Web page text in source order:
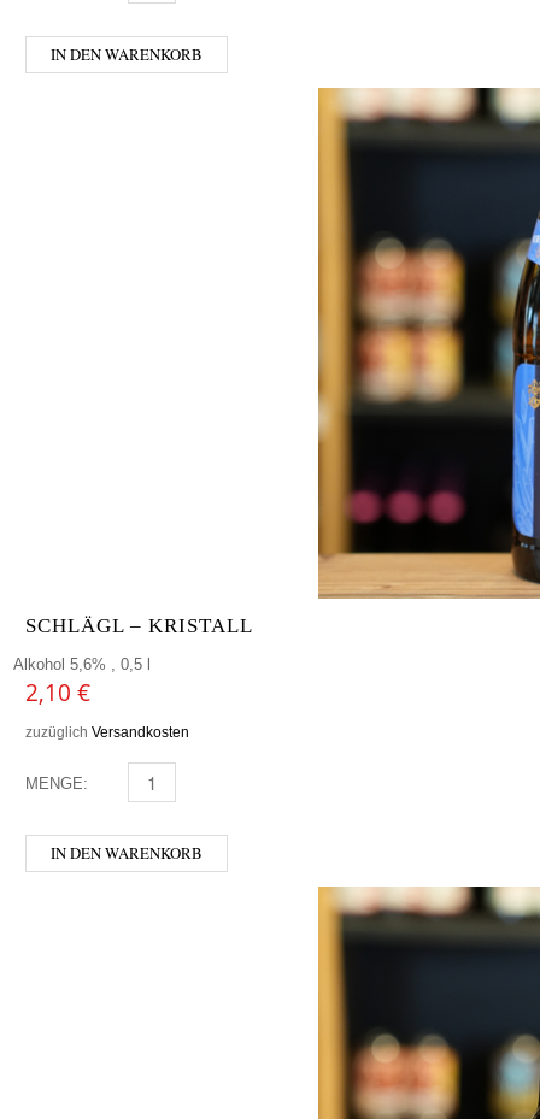
IN DEN WARENKORB
SCHLÄGL – KRISTALL
Alkohol 5,6% , 0,5 l
2,10 €
zuzüglich Versandkosten
MENGE: SCHLÄGL - KRISTALL MENGE
IN DEN WARENKORB